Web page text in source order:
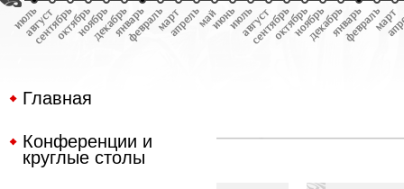
Главная
Конференции и
круглые столы